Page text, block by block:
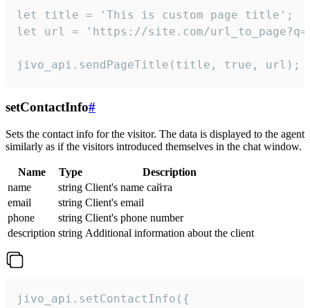
let title = 'This is custom page title';
let url = 'https://site.com/
jivo_api.sendPageTitle(title, true, url);
setContactInfo#
Sets the contact info for the visitor. The data is displayed to the agent
similarly as if the visitors introduced themselves in the chat window.
Name Type
Description
name
string Client's name сайта
email
string Client's email
phone
string Client's phone number
description string Additional information about the client
jivo_api.setContactInfo({